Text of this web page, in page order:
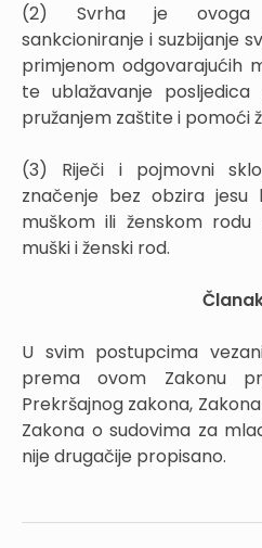
(2) Svrha je ovoga
sankcioniranje i suzbijanje
primjenom odgovarajućih
te ublažavanje
pružanjem zaštite i pomoći
(3) Riječi i pojmovni
značenje bez obzira
muškom ili ženskom
muški i ženski rod.
U svim postupcima
prema ovom Zakonu
Prekršajnog zakona,
Zakona o sudovima za
nije drugačije propisano.